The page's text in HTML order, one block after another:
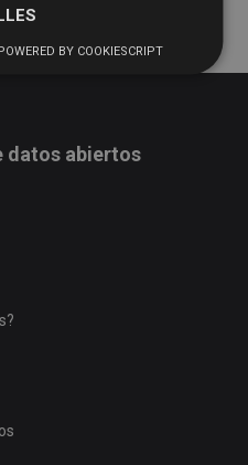
datos abiertos
BY COOKIESCRIPT